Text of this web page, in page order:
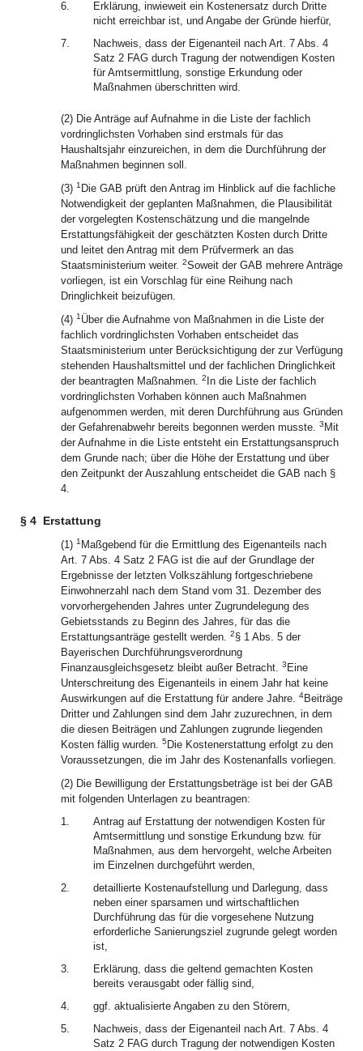
6.
Erklärung, inwieweit ein Kostenersatz durch Dritte
nicht erreichbar ist, und Angabe der Gründe hierfür,
7.
Nachweis, dass der Eigenanteil nach Art. 7 Abs. 4
Satz 2 FAG durch Tragung der notwendigen Kosten
für Amtsermittlung, sonstige Erkundung oder
Maßnahmen überschritten wird.
(2) Die Anträge auf Aufnahme in die Liste der fachlich
vordringlichsten Vorhaben sind erstmals für das
Haushaltsjahr einzureichen, in dem die Durchführung der
Maßnahmen beginnen soll.
(3) 1 Die GAB prüft den Antrag im Hinblick auf die fachliche
Notwendigkeit der geplanten Maßnahmen, die Plausibilität
der vorgelegten Kostenschätzung und die mangelnde
Erstattungsfähigkeit der geschätzten Kosten durch Dritte
und leitet den Antrag mit dem Prüfvermerk an das
Staatsministerium weiter. 2Soweit der GAB mehrere Anträge
vorliegen, ist ein Vorschlag für eine Reihung nach
Dringlichkeit beizufügen.
(4) 1Über die Aufnahme von Maßnahmen in die Liste der
fachlich vordringlichsten Vorhaben entscheidet das
Staatsministerium unter Berücksichtigung der zur Verfügung
stehenden Haushaltsmittel und der fachlichen Dringlichkeit
der beantragten Maßnahmen. 2 In die Liste der fachlich
vordringlichsten Vorhaben können auch Maßnahmen
aufgenommen werden, mit deren Durchführung aus Gründen
der Gefahrenabwehr bereits begonnen werden musste. 3 Mit
der Aufnahme in die Liste entsteht ein Erstattungsanspruch
dem Grunde nach; über die Höhe der Erstattung und über
den Zeitpunkt der Auszahlung entscheidet die GAB nach §
4.
§ 4 Erstattung
(1) 1 Maßgebend für die Ermittlung des Eigenanteils nach
Art. 7 Abs. 4 Satz 2 FAG ist die auf der Grundlage der
Ergebnisse der letzten Volkszählung fortgeschriebene
Einwohnerzahl nach dem Stand vom 31. Dezember des
vorvorhergehenden Jahres unter Zugrundelegung des
Gebietsstands zu Beginn des Jahres, für das die
Erstattungsanträge gestellt werden. 2§ 1 Abs. 5 der
Bayerischen Durchführungsverordnung
Finanzausgleichsgesetz bleibt außer Betracht. 3 Eine
Unterschreitung des Eigenanteils in einem Jahr hat keine
Auswirkungen auf die Erstattung für andere Jahre. 4Beiträge
Dritter und Zahlungen sind dem Jahr zuzurechnen, in dem
die diesen Beiträgen und Zahlungen zugrunde liegenden
Kosten fällig wurden. 5 Die Kostenerstattung erfolgt zu den
Voraussetzungen, die im Jahr des Kostenanfalls vorliegen.
(2) Die Bewilligung der Erstattungsbeträge ist bei der GAB
mit folgenden Unterlagen zu beantragen:
1.
Antrag auf Erstattung der notwendigen Kosten für
Amtsermittlung und sonstige Erkundung bzw. für
Maßnahmen, aus dem hervorgeht, welche Arbeiten
im Einzelnen durchgeführt werden,
2.
detaillierte Kostenaufstellung und Darlegung, dass
neben einer sparsamen und wirtschaftlichen
Durchführung das für die vorgesehene Nutzung
erforderliche Sanierungsziel zugrunde gelegt worden
ist,
3.
Erklärung, dass die geltend gemachten Kosten
bereits verausgabt oder fällig sind,
4.
ggf. aktualisierte Angaben zu den Störern,
5.
Nachweis, dass der Eigenanteil nach Art. 7 Abs. 4
Satz 2 FAG durch Tragung der notwendigen Kosten